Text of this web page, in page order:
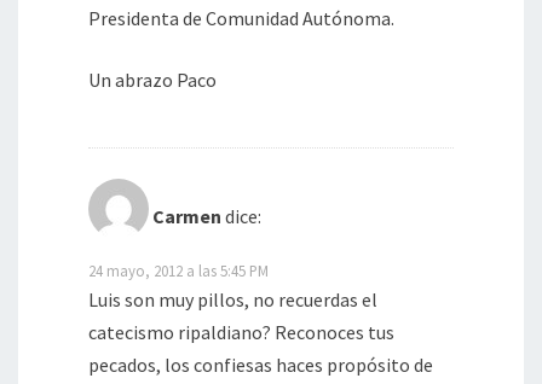
Presidenta de Comunidad Autónoma.
Un abrazo Paco
Carmen dice:
24 mayo, 2012 a las 5:45 PM
Luis son muy pillos, no recuerdas el
catecismo ripaldiano? Reconoces tus
pecados, los confiesas haces propósito de